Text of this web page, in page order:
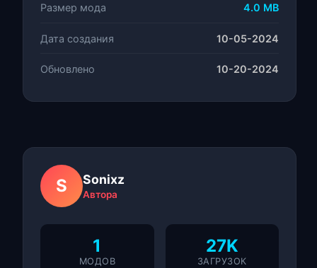
Размер мода 4.0 MB
Дата создания 10-05-2024
Обновлено 10-20-2024
S Sonixz
Автора
1
МОДОВ
27K
ЗАГРУЗОК